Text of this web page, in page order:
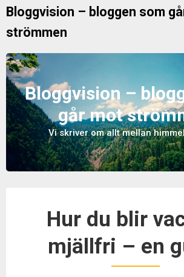
Bloggvision – bloggen som
strömmen
Bloggvision –
går mot
Vi skriver om allt mellan
Hur du blir
mjällfri – en